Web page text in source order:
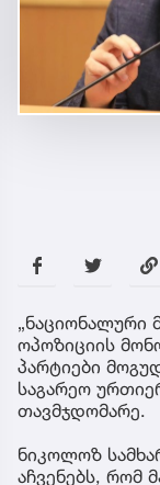
„ნაციონალური
ოპოზიციის
პარტიები
საგარეო
თავმჯდომარე.
ნიკოლოზ
აჩვენებს, რომ